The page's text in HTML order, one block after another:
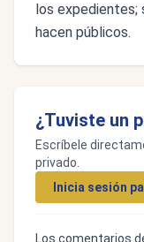
los expedientes;
hacen públicos.
¿Tuviste un
Escríbele
privado.
Inicia sesión
Los comentarios